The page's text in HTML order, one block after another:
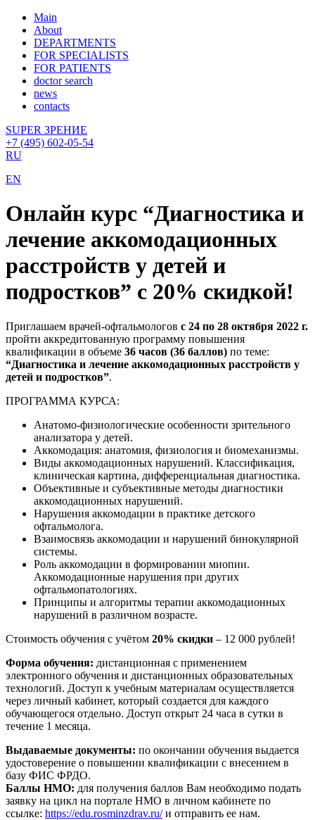
Main
About
DEPARTMENTS
FOR SPECIALISTS
FOR PATIENTS
doctor search
news
contacts
SUPER ЗРЕНИЕ
+7 (495) 602-05-54
RU
EN
Онлайн курс “Диагностика и
лечение аккомодационных
расстройств у детей и
подростков” с 20% скидкой!
Приглашаем врачей-офтальмологов с 24 по 28 октября 2022 г.
пройти аккредитованную программу повышения
квалификации в объеме 36 часов (36 баллов) по теме:
“Диагностика и лечение аккомодационных расстройств у
детей и подростков”.
ПРОГРАММА КУРСА:
Анатомо-физиологические особенности зрительного
анализатора у детей.
Аккомодация: анатомия, физиология и биомеханизмы.
Виды аккомодационных нарушений. Классификация,
клиническая картина, дифференциальная диагностика.
Объективные и субъективные методы диагностики
аккомодационных нарушений.
Нарушения аккомодации в практике детского
офтальмолога.
Взаимосвязь аккомодации и нарушений бинокулярной
системы.
Роль аккомодации в формировании миопии.
Аккомодационные нарушения при других
офтальмопатологиях.
Принципы и алгоритмы терапии аккомодационных
нарушений в различном возрасте.
Стоимость обучения с учётом 20% скидки – 12 000 рублей!
Форма обучения: дистанционная с применением
электронного обучения и дистанционных образовательных
технологий. Доступ к учебным материалам осуществляется
через личный кабинет, который создается для каждого
обучающегося отдельно. Доступ открыт 24 часа в сутки в
течение 1 месяца.
Выдаваемые документы: по окончании обучения выдается
удостоверение о повышении квалификации с внесением в
базу ФИС ФРДО.
Баллы НМО: для получения баллов Вам необходимо подать
заявку на цикл на портале НМО в личном кабинете по
ссылке: https://edu.rosminzdrav.ru/и отправить ее нам.